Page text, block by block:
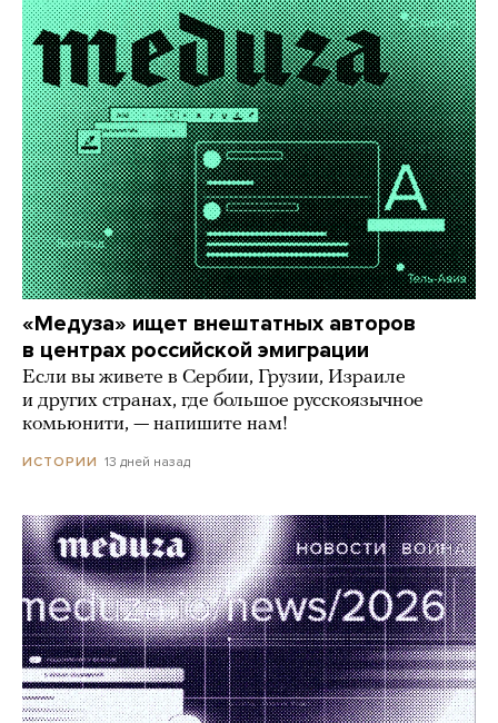
«Медуза» ищет внештатных авторов
в центрах российской эмиграции
Если вы живете в Сербии, Грузии, Израиле
и других странах, где большое русскоязычное
комьюнити, — напишите нам!
ИСТОРИИ 13 дней назад